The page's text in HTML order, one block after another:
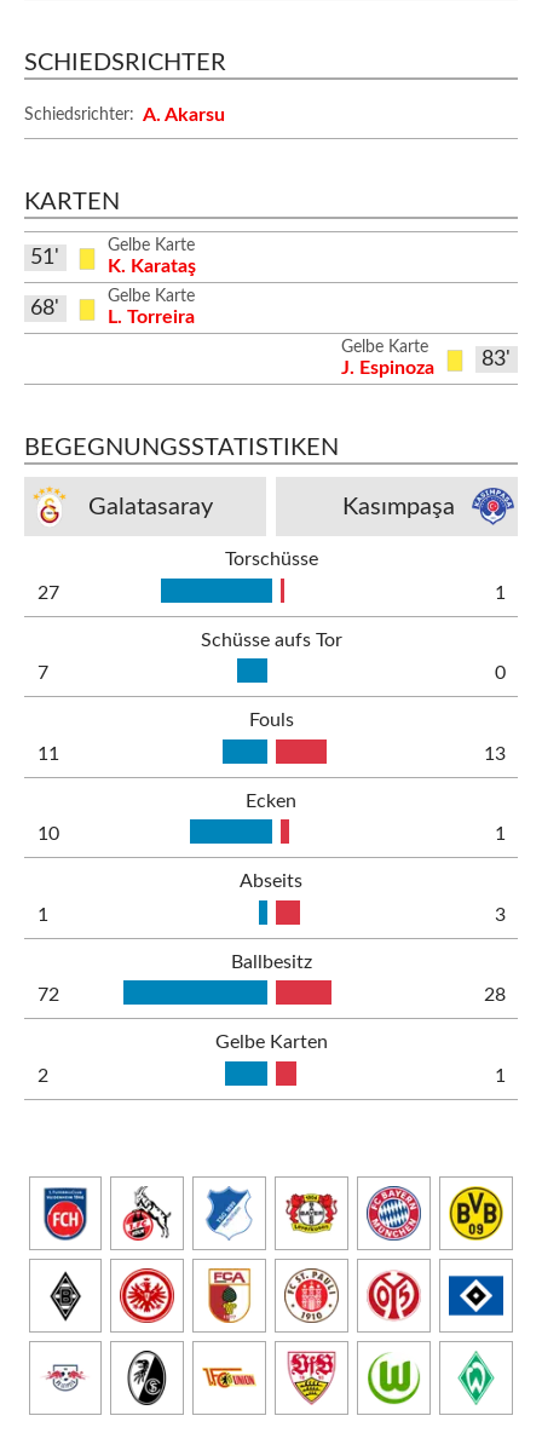
SCHIEDSRICHTER
Schiedsrichter: A. Akarsu
KARTEN
Gelbe Karte
K. Karataş
51'
Gelbe Karte
L. Torreira
68'
83'
Gelbe Karte
J. Espinoza
BEGEGNUNGSSTATISTIKEN
Galatasaray Kasımpaşa
Torschüsse
27
1
Schüsse aufs Tor
7
0
Fouls
11
13
Ecken
10
1
Abseits
1
3
Ballbesitz
72
28
Gelbe Karten
2
1